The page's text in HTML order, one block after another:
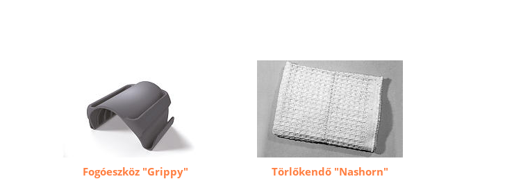
Fogóeszköz "Grippy" Törlőkendő "Nashorn"